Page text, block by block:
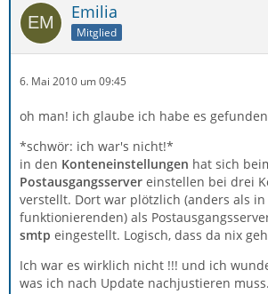
Emilia
Mitglied
6. Mai 2010 um 09:45
oh man! ich glaube ich habe es
*schwör: ich war's nicht!*
in den Konteneinstellungen hat sich
Postausgangsserver einstellen bei drei
verstellt. Dort war plötzlich (anders als in
funktionierenden) als
smtp eingestellt. Logisch, dass da nix
Ich war es wirklich nicht !!! und ich
was ich nach Update nachjustieren